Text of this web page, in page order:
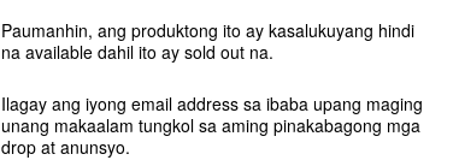
Paumanhin, ang produktong ito ay kasalukuyang hindi
na available dahil ito ay sold out na.
Ilagay ang iyong email address sa ibaba upang maging
unang makaalam tungkol sa aming pinakabagong mga
drop at anunsyo.